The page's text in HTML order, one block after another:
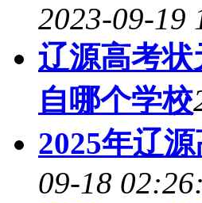
2023-09-19
辽源高考状
自哪个学校
2025年辽
09-18